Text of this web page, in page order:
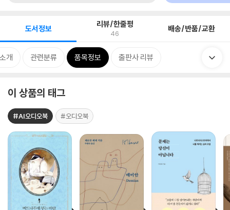
도서정보 리뷰/한줄평
46 배송/반품/교환
개 관련분류 품목정보 출판사 리뷰
이 상품의 태그
#AI오디오북 #오디오북